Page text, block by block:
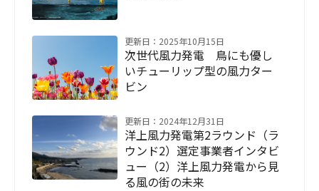
更新日：2025年10月15日
次世代風力発電 鳥にも優し
いチューリップ型の風力ター
ビン
更新日：2024年12月31日
洋上風力発電第2ラウンド（ラ
ウンド2）選定事業者インタビ
ュー（2）洋上風力発電から見
る風の街の未来